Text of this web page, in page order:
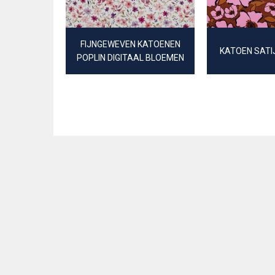
FIJNGEWEVEN KATOENEN
POPLIN DIGITAAL BLOEMEN
KATOEN